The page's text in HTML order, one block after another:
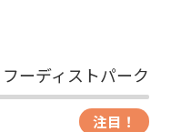
ーディストパーク
注目！